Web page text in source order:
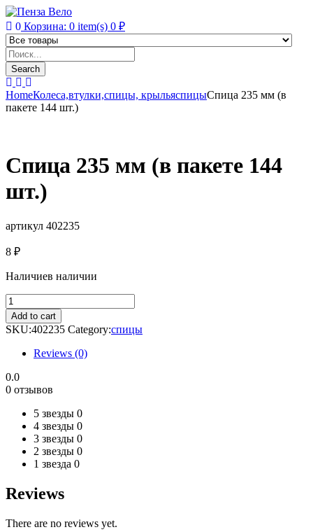
0 Корзина: 0 item(s) 0 ₽
Products
search
Search
HomeКолеса,втулки,спицы, крыльяспицыСпица 235 мм (в
пакете 144 шт.)
Спица 235 мм (в пакете 144
шт.)
артикул 402235
8 ₽
Наличиев наличии
Спица
235
мм
(в
пакете
шт.)
quantity
Add to cart
SKU:402235 Category:спицы
Reviews (0)
0.0
0 отзывов
5 звезды 0
4 звезды 0
3 звезды 0
2 звезды 0
1 звезда 0
Reviews
There are no reviews yet.